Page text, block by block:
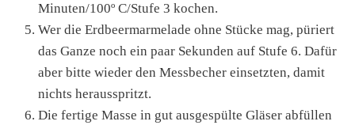
Minuten/100º C/Stufe 3 kochen.
Wer die Erdbeermarmelade ohne Stücke mag, püriert
das Ganze noch ein paar Sekunden auf Stufe 6. Dafür
aber bitte wieder den Messbecher einsetzten, damit
nichts herausspritzt.
Die fertige Masse in gut ausgespülte Gläser abfüllen